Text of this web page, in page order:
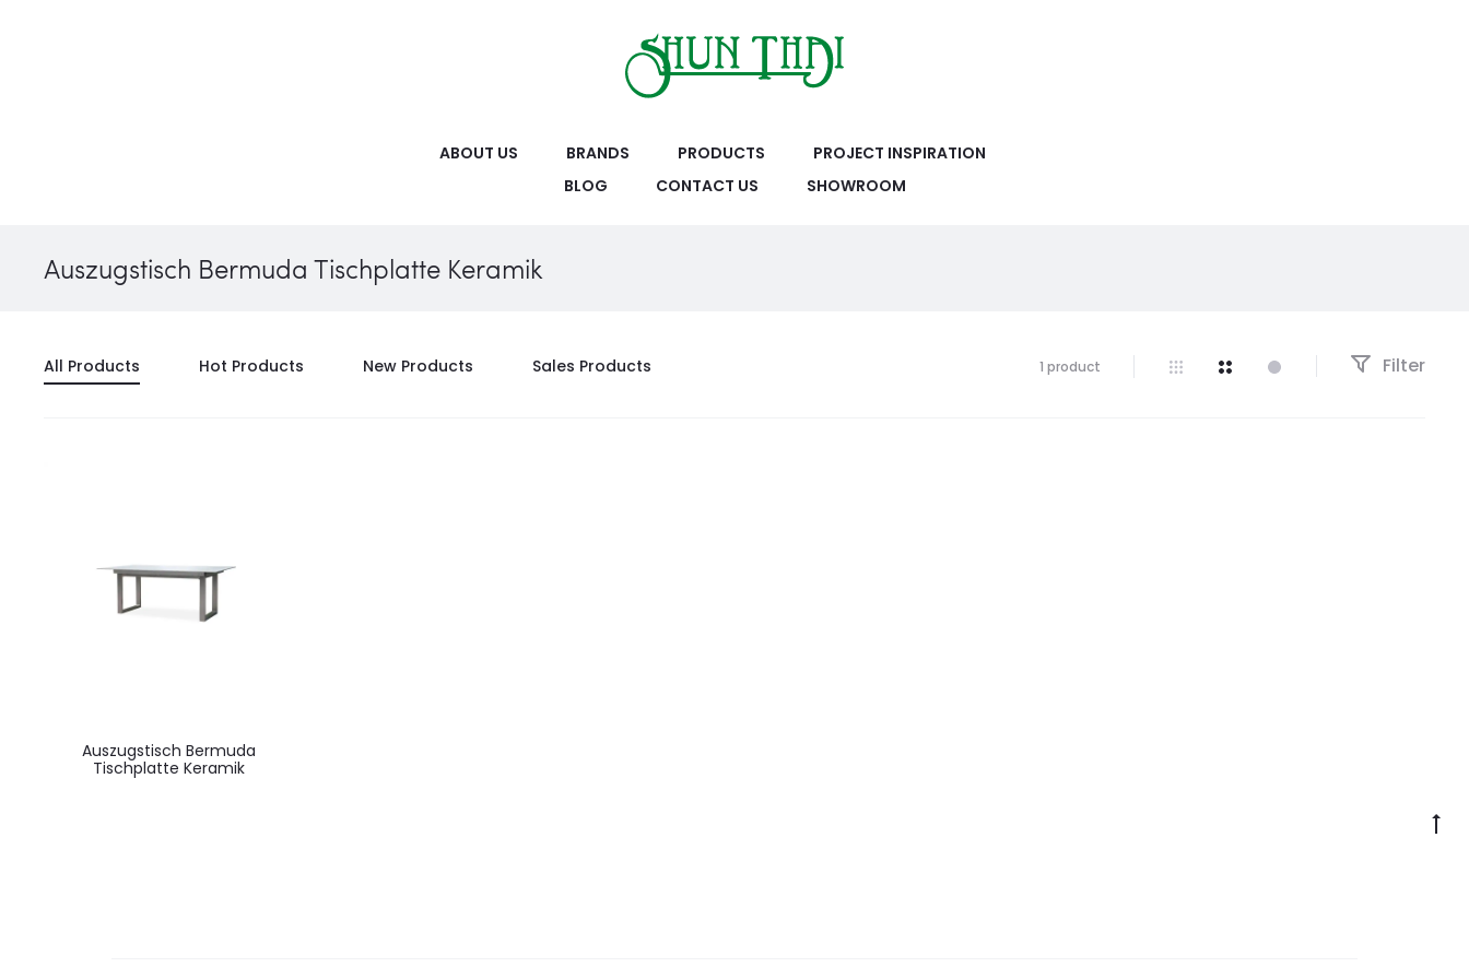
ABOUT US BRANDS PRODUCTS
PROJECT INSPIRATION
BLOG
CONTACT US SHOWROOM
Auszugstisch Bermuda Tischplatte Keramik
All Products Hot Products New Products Sales Products 1 product Filter
Auszugstisch Bermuda
Tischplatte Keramik